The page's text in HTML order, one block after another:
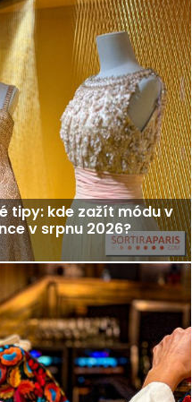
tipy: kde zažít módu v
v srpnu 2026?